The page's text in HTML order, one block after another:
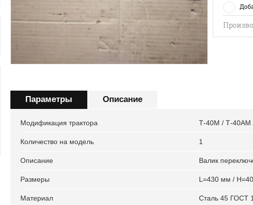
Параметры Описание
Модификация трактора Т-40М / Т-40АМ
Количество на модель 1
Описание Валик
Размеры L=430 мм /
Материал Сталь 45 ГОСТ